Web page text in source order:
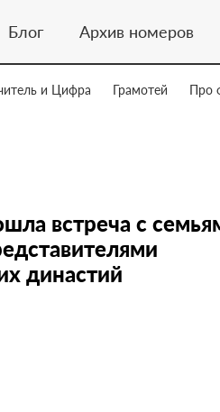
Блог Архив номеров
и Цифра Грамотей Про
встреча с
династий